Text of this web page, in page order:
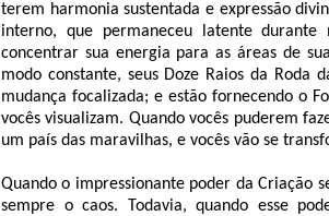
terem harmonia sustentada e expressão
interno, que permaneceu latente
concentrar sua energia para as áreas de
modo constante, seus Doze Raios da Roda
mudança focalizada; e estão fornecendo o
vocês visualizam. Quando vocês puderem
um país das maravilhas, e vocês vão se
Quando o impressionante poder da Criação
sempre o caos. Todavia, quando esse